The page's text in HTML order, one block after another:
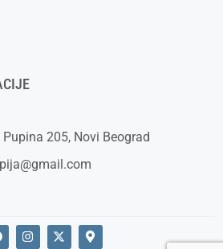
205, Novi Beograd
I
n
X
-
M
a